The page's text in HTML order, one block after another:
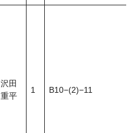
沢田
重平
1 B10−(2)−11